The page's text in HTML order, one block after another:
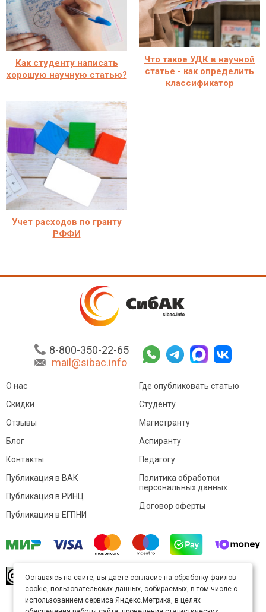
Как студенту написать
хорошую научную статью?
Что такое УДК в научной
статье - как определить
классификатор
Учет расходов по гранту
РФФИ
8-800-350-22-65
mail@sibac.info
О нас
Скидки
Отзывы
Блог
Контакты
Где опубликовать статью
Студенту
Магистранту
Аспиранту
Педагогу
Публикация в ВАК
Публикация в РИНЦ
Публикация в ЕГПНИ
Политика обработки
персональных данных
Договор оферты
произведение доступно полицензии Creative
Commons «Attribution» («Атрибуция») 4.0
Непортированная.
Карта сайта
Оставаясь на сайте, вы даете согласие на обработку файлов
cookie, пользовательских данных, собираемых, в том числе с
использованием сервиса Яндекс.Метрика, в целях